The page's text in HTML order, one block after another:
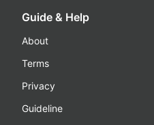
Guide & Help
About
Terms
Privacy
Guideline